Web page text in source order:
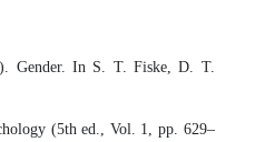
Gender. In S. T. Fiske, D. T.
(5th ed., Vol. 1, pp. 629–